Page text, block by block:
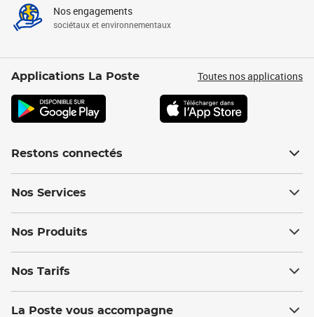
Nos engagements
sociétaux et environnementaux
Applications La Poste Toutes nos applications
Restons connectés
Nos Services
Nos Produits
Nos Tarifs
La Poste vous accompagne